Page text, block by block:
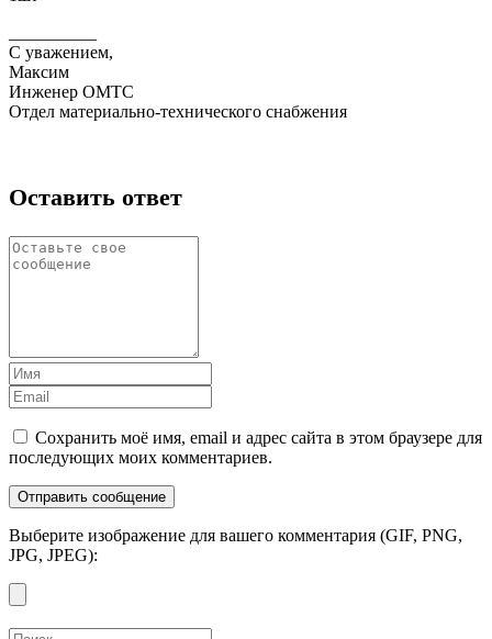
С уважением,
Максим
Инженер ОМТС
Отдел материально-технического снабжения
Оставить ответ
Сохранить моё имя, email и адрес сайта в этом браузере для
последующих моих комментариев.
Выберите изображение для вашего комментария (GIF, PNG,
JPG, JPEG):